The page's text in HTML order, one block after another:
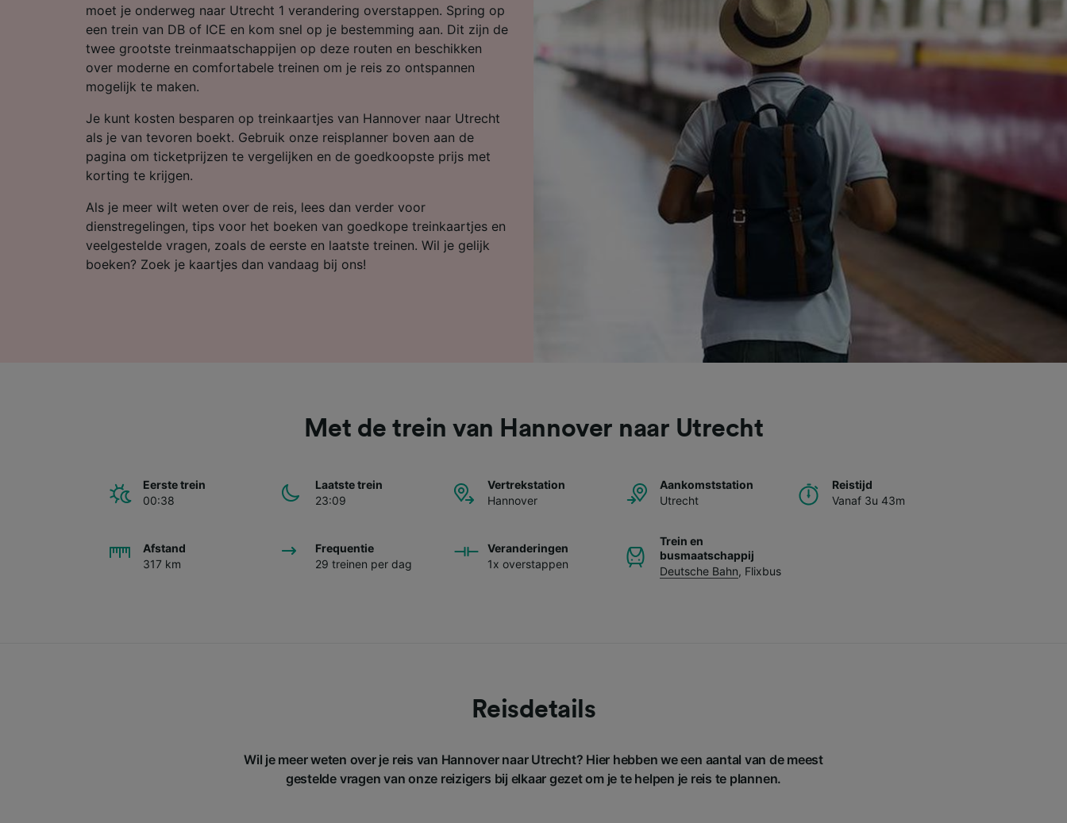
moet je onderweg naar Utrecht 1 verandering overstappen. Spring op
een trein van DB of ICE en kom snel op je bestemming aan. Dit zijn de
twee grootste treinmaatschappijen op deze routen en beschikken
over moderne en comfortabele treinen om je reis zo ontspannen
mogelijk te maken.
Je kunt kosten besparen op treinkaartjes van Hannover naar Utrecht
als je van tevoren boekt. Gebruik onze reisplanner boven aan de
pagina om ticketprijzen te vergelijken en de goedkoopste prijs met
korting te krijgen.
Als je meer wilt weten over de reis, lees dan verder voor
dienstregelingen, tips voor het boeken van goedkope treinkaartjes en
veelgestelde vragen, zoals de eerste en laatste treinen. Wil je gelijk
boeken? Zoek je kaartjes dan vandaag bij ons!
Met de trein van Hannover naar Utrecht
Eerste trein
00:38
Laatste trein
23:09
Vertrekstation
Hannover
Aankomststation
Utrecht
Reistijd
Vanaf 3u 43m
Afstand
317 km
Frequentie
29 treinen per dag
Veranderingen
1x overstappen
Trein en
busmaatschappij
Deutsche Bahn, Flixbus
Reisdetails
Wil je meer weten over je reis van Hannover naar Utrecht? Hier hebben we een aantal van de meest
gestelde vragen van onze reizigers bij elkaar gezet om je te helpen je reis te plannen.
Wij en onze partners verwerken gegevens voor de volgende doeleinden:
Precieze geolocatiegegevens gebruiken. De apparaatkenmerken actief
scannen ter identificatie. Informatie op een apparaat opslaan en/of
openen. Gepersonaliseerde advertenties en content, advertentie- en
contentmetingen, doelgroepenonderzoek en ontwikkeling van diensten.
Partnerlijst (derden)